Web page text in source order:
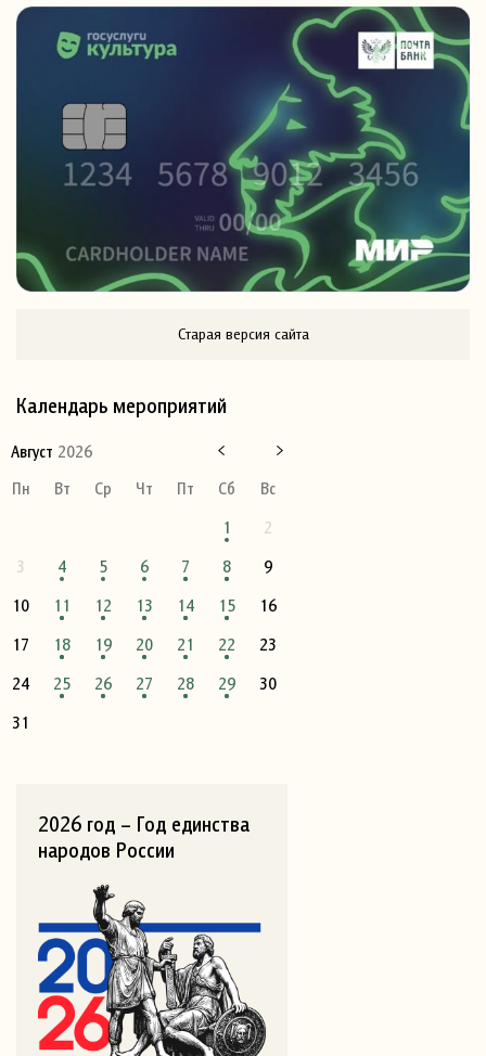
Старая версия сайта
Календарь мероприятий
Август 2026
Пн
Вт Ср Чт Пт Сб
Вс
1
2
3
4 5 6 7 8
9
10
11 12 13 14 15
16
17
18 19 20 21 22
23
24
25 26 27 28 29
30
31
2026 год – Год единства
народов России